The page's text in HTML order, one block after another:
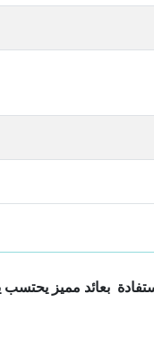
بعائد مميز يحتسب